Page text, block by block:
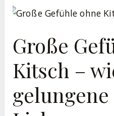
Große
Kitsch –
gelungene
Ohne
Kitsch
Gelungene
Liebesromane
Funktionieren